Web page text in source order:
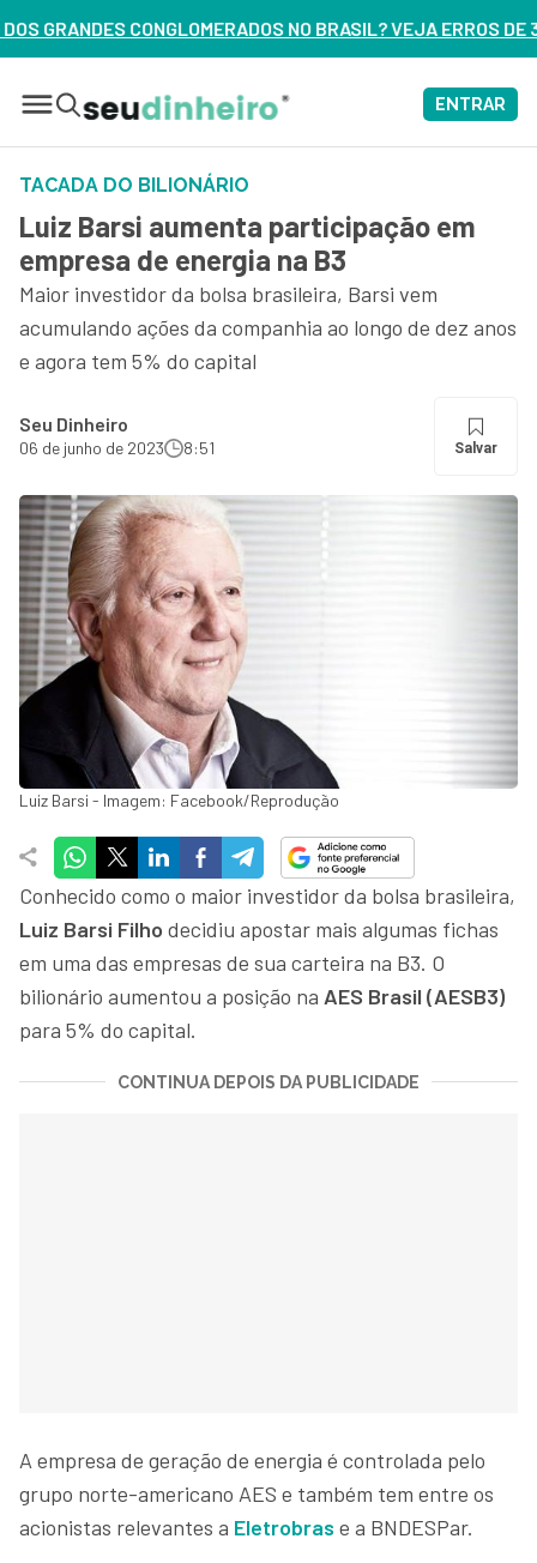
NO BRASIL? VEJA ERROS DE 3 DELES – ASSISTA AGORA
ENTRAR
TACADA DO BILIONÁRIO
Luiz Barsi aumenta participação em
empresa de energia na B3
Maior investidor da bolsa brasileira, Barsi vem
acumulando ações da companhia ao longo de dez anos
e agora tem 5% do capital
Seu Dinheiro
06 de junho de 2023 8:51 Salvar
Luiz Barsi - Imagem: Facebook/Reprodução
Conhecido como o maior investidor da bolsa brasileira,
Luiz Barsi Filho decidiu apostar mais algumas fichas
em uma das empresas de sua carteira na B3. O
bilionário aumentou a posição na AES Brasil (AESB3)
para 5% do capital.
CONTINUA DEPOIS DA PUBLICIDADE
A empresa de geração de energia é controlada pelo
grupo norte-americano AES e também tem entre os
acionistas relevantes a Eletrobras e a BNDESPar.